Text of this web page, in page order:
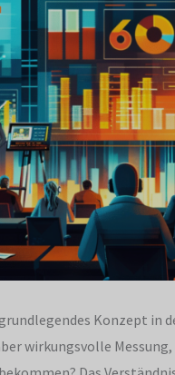
Konzept in
wirkungsvolle